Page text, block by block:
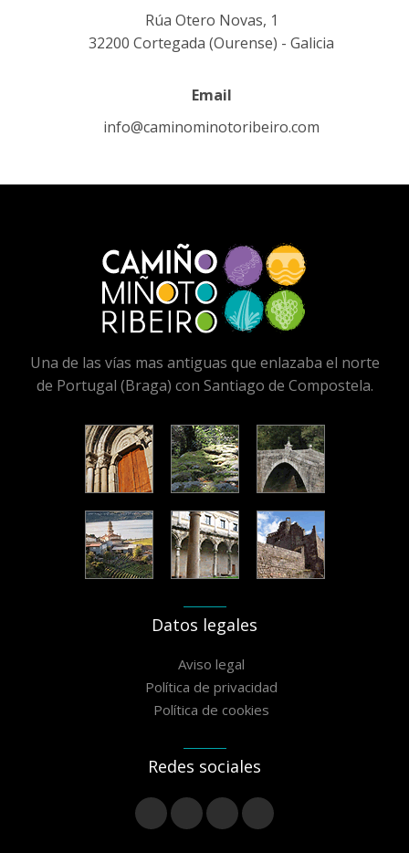
Rúa Otero Novas, 1
32200 Cortegada (Ourense) - Galicia
Email
info@caminominotoribeiro.com
Una de las vías mas antiguas que enlazaba el norte
de Portugal (Braga) con Santiago de Compostela.
Datos legales
Aviso legal
Política de privacidad
Política de cookies
Redes sociales